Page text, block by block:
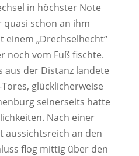
in höchster Note
quasi schon an ihm
„Drechselhecht“
noch vom Fuß fischte.
aus der Distanz landete
glücklicherweise
seinerseits hatte
Nach einer
aussichtsreich an den
flog mittig über den